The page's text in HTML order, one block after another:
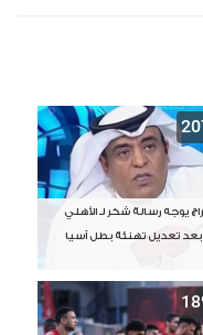
يوجه رسالة شكر لـ الأهلي
تعديل تهنئة بطل آسيا